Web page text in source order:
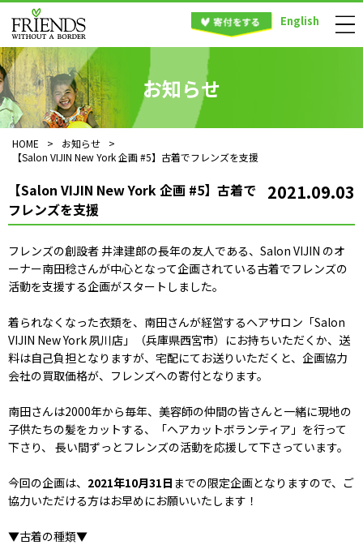
English
お知らせ
HOME > お知らせ
>
【Salon VIJIN New York 企画 #5】古着でフレンズを支援
【Salon VIJIN New York 企画 #5】古着で
フレンズを支援
2021.09.03
フレンズの創設者 井津建郎の長年の友人である、Salon VIJIN のオ
ーナー南田稔さんが中心となって企画されている古着でフレンズの
活動を支援する企画がスタートしました。
着られなくなった衣類を、南田さんが経営するヘアサロン「Salon
VIJIN New York 夙川店」（兵庫県西宮市）にお持ちいただくか、送
料は自己負担となりますが、宅配にてお送りいただくと、企画協力
会社の買取価格が、フレンズへの寄付となります。
南田さんは2000年から毎年、美容師の仲間の皆さんと一緒に現地の
子供たちの髪をカットする、「ヘアカットボランティア」を行って
下さり、 長い間ずっとフレンズの活動を応援して下さっています。
今回の企画は、 2021年10月31日 までの限定企画となりますので、ご
協力いただける方はお早めにお願いいたします！
▼古着の種類▼